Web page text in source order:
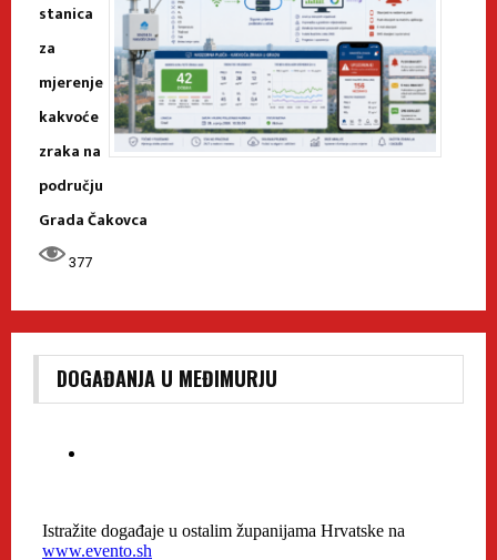
stanica
za
mjerenje
kakvoće
zraka na
području
Grada Čakovca
377
DOGAĐANJA U MEĐIMURJU